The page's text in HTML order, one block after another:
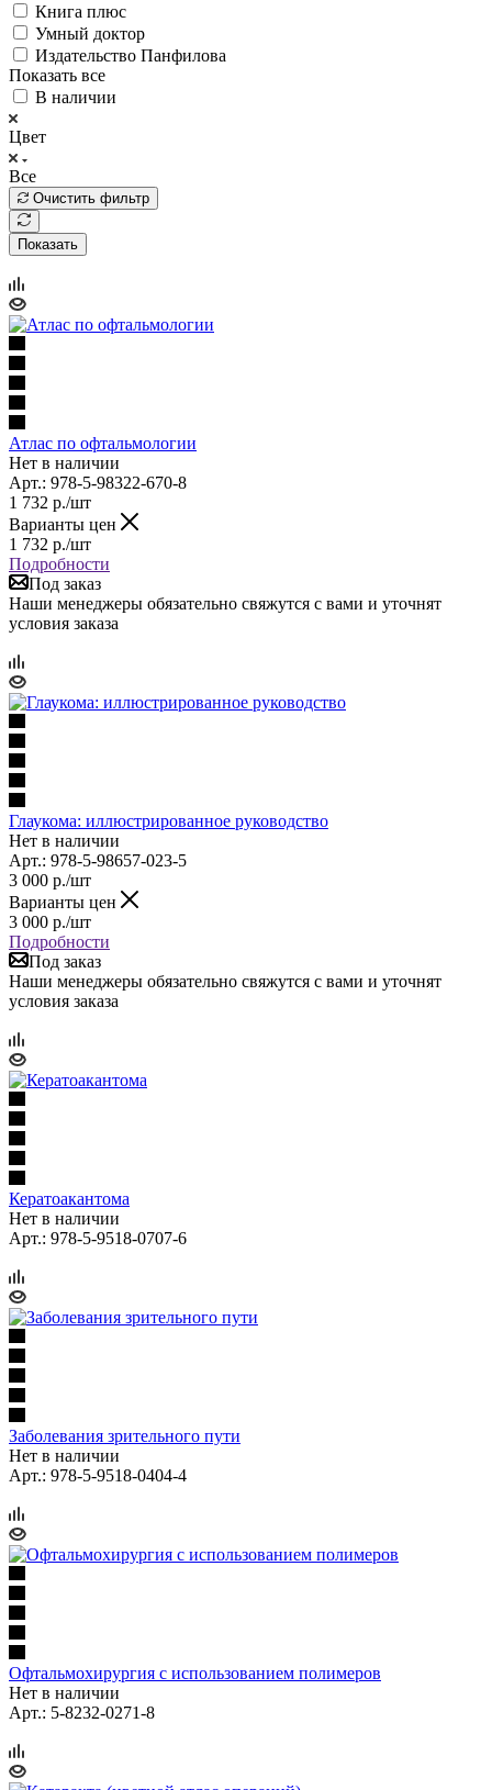
Книга плюс
Умный доктор
Издательство Панфилова
Показать все
В наличии
Цвет
Все
Очистить фильтр
Показать
Атлас по офтальмологии
Нет в наличии
Арт.: 978-5-98322-670-8
1 732 р./шт
Варианты цен
1 732 р./шт
Подробности
Под заказ
Наши менеджеры обязательно свяжутся с вами и уточнят
условия заказа
Глаукома: иллюстрированное руководство
Нет в наличии
Арт.: 978-5-98657-023-5
3 000 р./шт
Варианты цен
3 000 р./шт
Подробности
Под заказ
Наши менеджеры обязательно свяжутся с вами и уточнят
условия заказа
Кератоакантома
Нет в наличии
Арт.: 978-5-9518-0707-6
Заболевания зрительного пути
Нет в наличии
Арт.: 978-5-9518-0404-4
Офтальмохирургия с использованием полимеров
Нет в наличии
Арт.: 5-8232-0271-8